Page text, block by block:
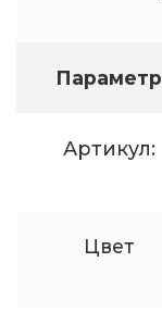
Параметр
Артикул:
Цвет